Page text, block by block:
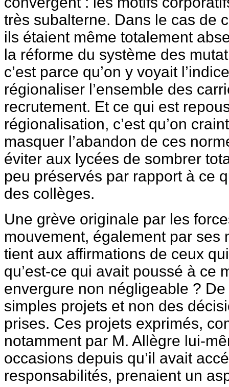
très subalterne. Dans le cas de
ils étaient même totalement
la réforme du système des
c’est parce qu’on y voyait
régionaliser l’ensemble des
recrutement. Et ce qui est
régionalisation, c’est qu’on
masquer l’abandon de ces
éviter aux lycées de sombrer
peu préservés par rapport à ce
des collèges.
Une grève originale par les
mouvement, également par ses
tient aux affirmations de ceux
qu’est-ce qui avait poussé à ce
envergure non négligeable ?
simples projets et non des
prises. Ces projets exprimés,
notamment par M. Allègre lui-
occasions depuis qu’il avait
responsabilités, prenaient un